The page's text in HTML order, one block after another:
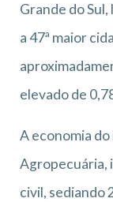
Grande do
a 47ª maior
elevado de
A economia
Agropecuária,
civil, sediando